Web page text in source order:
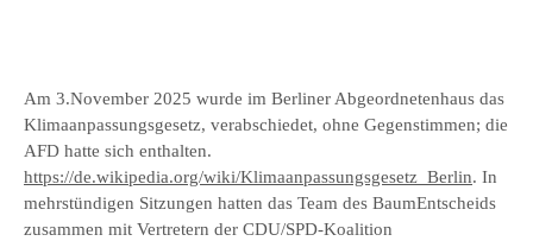
Am 3.November 2025 wurde im Berliner Abgeordnetenhaus das
Klimaanpassungsgesetz, verabschiedet, ohne Gegenstimmen; die
AFD hatte sich enthalten.
https://de.wikipedia.org/wiki/Klimaanpassungsgesetz_Berlin. In
mehrstündigen Sitzungen hatten das Team des BaumEntscheids
zusammen mit Vertretern der CDU/SPD-Koalition